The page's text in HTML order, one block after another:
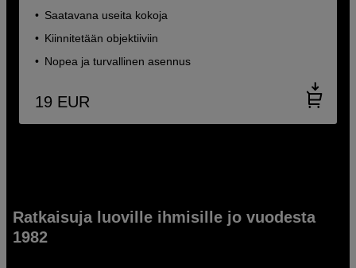
Saatavana useita kokoja
Kiinnitetään objektiiviin
Nopea ja turvallinen asennus
19 EUR
Ratkaisuja luoville ihmisille jo vuodesta
1982